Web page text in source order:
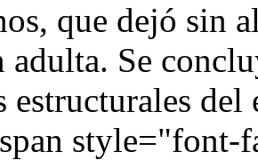
que dejó sin
adulta. Se
estructurales